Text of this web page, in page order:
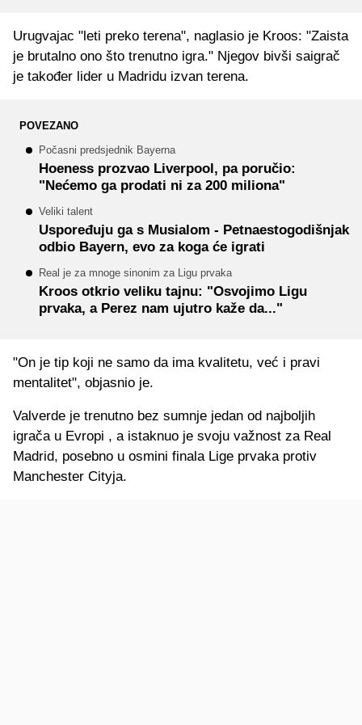
Urugvajac "leti preko terena", naglasio je Kroos: "Zaista
je brutalno ono što trenutno igra." Njegov bivši saigrač
je također lider u Madridu izvan terena.
POVEZANO
Počasni predsjednik Bayerna
Hoeness prozvao Liverpool, pa poručio:
"Nećemo ga prodati ni za 200 miliona"
Veliki talent
Uspoređuju ga s Musialom - Petnaestogodišnjak
odbio Bayern, evo za koga će igrati
Real je za mnoge sinonim za Ligu prvaka
Kroos otkrio veliku tajnu: "Osvojimo Ligu
prvaka, a Perez nam ujutro kaže da..."
"On je tip koji ne samo da ima kvalitetu, već i pravi
mentalitet", objasnio je.
Valverde je trenutno bez sumnje jedan od najboljih
igrača u Evropi , a istaknuo je svoju važnost za Real
Madrid, posebno u osmini finala Lige prvaka protiv
Manchester Cityja.